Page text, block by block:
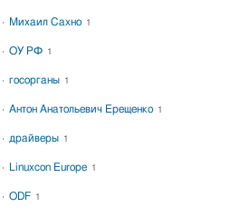
Михаил Сахно 1
ОУ РФ 1
госорганы 1
Антон Анатольевич Ерещенко 1
драйверы 1
Linuxcon Europe 1
ODF 1